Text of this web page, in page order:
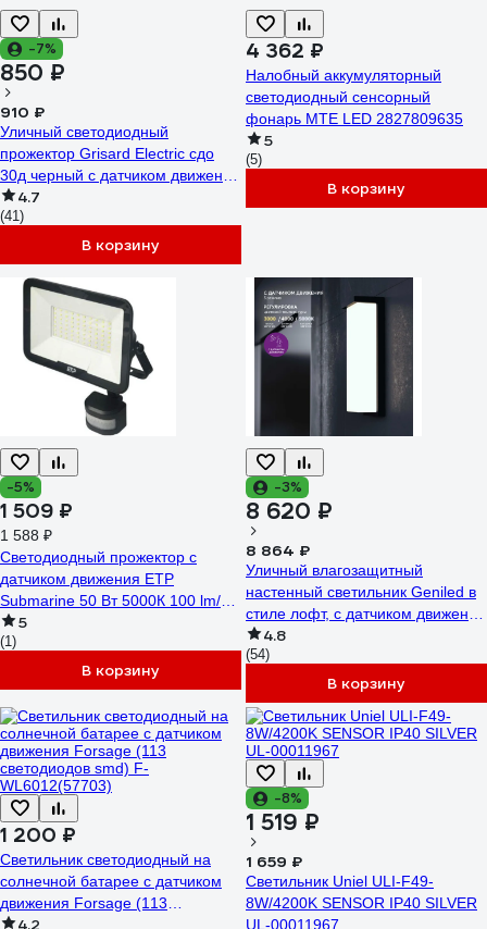
-7%
850 ₽
910 ₽
Уличный светодиодный
прожектор Grisard Electric сдо
30д черный с датчиком движения
ip54 6500k GRE-004-0017
4.7
(41)
В корзину
4 362 ₽
Налобный аккумуляторный
светодиодный сенсорный
фонарь MTE LED 2827809635
5
(5)
В корзину
-5%
1 509 ₽
1 588 ₽
Светодиодный прожектор с
датчиком движения ЕТР
Submarine 50 Вт 5000К 100 lm/W
IP65 IK06 36017
5
(1)
В корзину
-3%
8 620 ₽
8 864 ₽
Уличный влагозащитный
настенный светильник Geniled в
стиле лофт, с датчиком движения
для дома от сети 220 В, IP66,
фонарь с регулировкой цветовой
температуры 08575_smart
4.8
(54)
В корзину
1 200 ₽
Светильник светодиодный на
солнечной батарее с датчиком
движения Forsage (113
светодиодов smd) F-
4.2
-8%
1 519 ₽
1 659 ₽
Светильник Uniel ULI-F49-
8W/4200K SENSOR IP40 SILVER
UL-00011967